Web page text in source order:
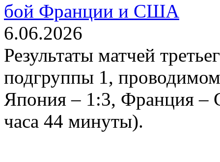
бой Франции и США
6.06.2026
Результаты матчей
подгруппы 1,
Япония – 1:3, Франция –
часа 44 минуты).